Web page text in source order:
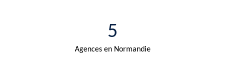
5
Agences en Normandie